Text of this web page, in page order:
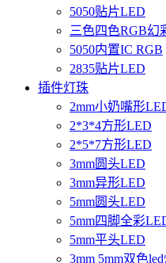
5050贴片LED
三色四色RGB幻
5050内置IC RGB
2835贴片LED
插件灯珠
2mm小奶嘴形
2*3*4方形LED
2*5*7方形LED
3mm圆头LED
3mm异形LED
5mm圆头LED
5mm四脚全彩
5mm平头LED
3mm 5mm双色